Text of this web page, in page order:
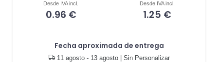
Desde IVA incl.
0.96 €
Desde IVA incl.
1.25 €
Fecha aproximada de entrega
11 agosto - 13 agosto| Sin Personalizar